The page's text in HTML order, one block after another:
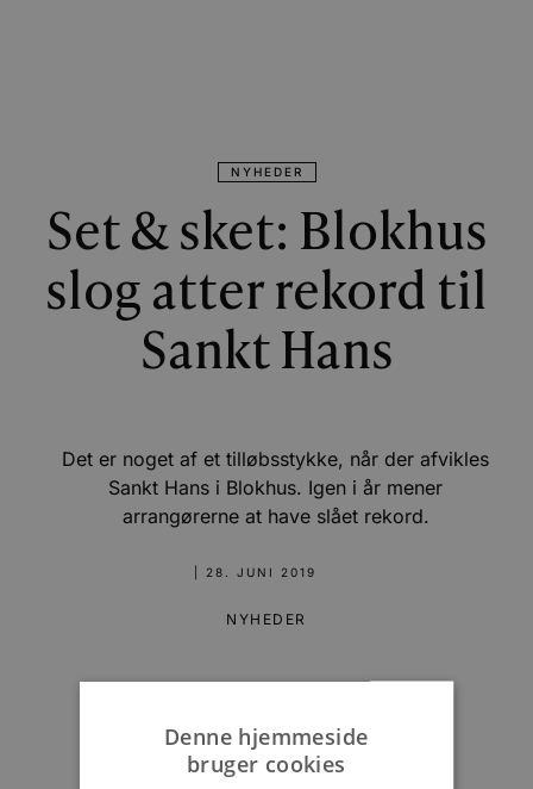
NYHEDER
Set & sket: Blokhus
slog atter rekord til
Sankt Hans
Det er noget af et tilløbsstykke, når der afvikles
Sankt Hans i Blokhus. Igen i år mener
arrangørerne at have slået rekord.
28. JUNI 2019
NYHEDER
Denne hjemmeside
bruger cookies